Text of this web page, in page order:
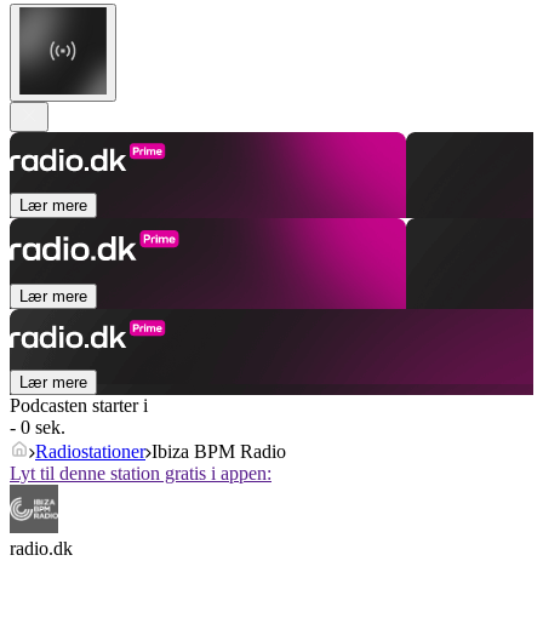
Lær mere
Lær mere
Lær mere
Podcasten starter i
- 0 sek.
Radiostationer Ibiza BPM Radio
Lyt til denne station gratis i appen:
radio.dk